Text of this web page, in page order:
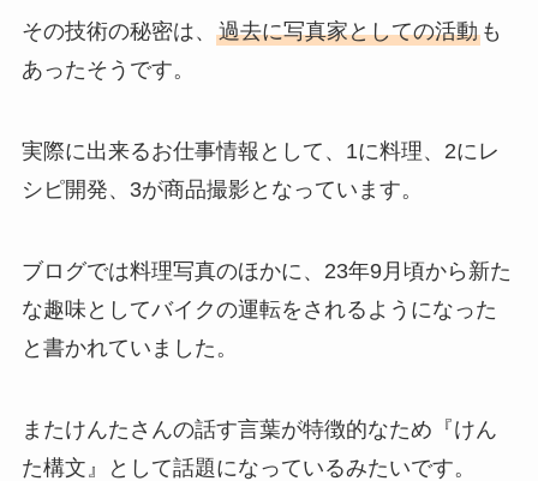
その技術の秘密は、 過去に写真家としての活動も
あったそうです。
実際に出来るお仕事情報として、1に料理、2にレ
シピ開発、3が商品撮影となっています。
ブログでは料理写真のほかに、23年9月頃から新た
な趣味としてバイクの運転をされるようになった
と書かれていました。
またけんたさんの話す言葉が特徴的なため『けん
た構文』として話題になっているみたいです。